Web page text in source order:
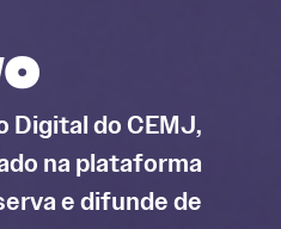
Digital do CEMJ,
na plataforma
e difunde de